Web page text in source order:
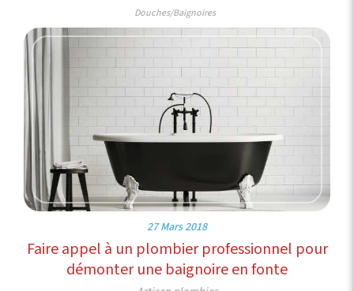
Douches/Baignoires
27 Mars 2018
Faire appel à un plombier professionnel pour
démonter une baignoire en fonte